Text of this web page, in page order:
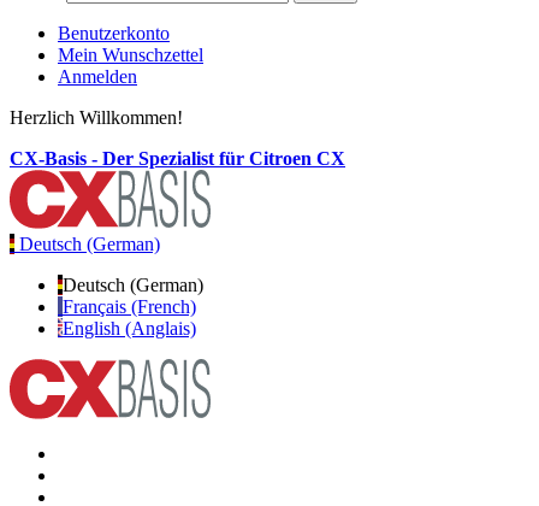
Benutzerkonto
Mein Wunschzettel
Anmelden
Herzlich Willkommen!
CX-Basis - Der Spezialist für Citroen CX
Deutsch (German)
Deutsch (German)
Français (French)
English (Anglais)